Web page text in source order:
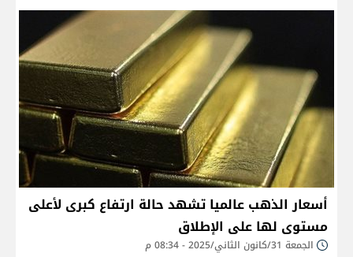
أسعار الذهب عالميا تشهد حالة ارتفاع كبرى لأعلى
مستوى لها على الإطلاق
الجمعة 31/كانون الثاني/2025 - 08:34 م